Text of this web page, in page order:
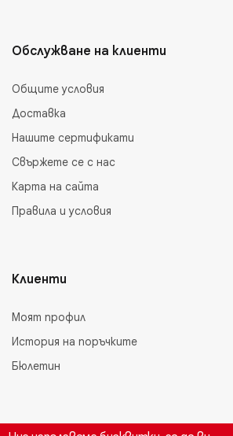
Обслужване на клиенти
Общите условия
Доставка
Нашите сертификати
Свържете се с нас
Карта на сайта
Правила и условия
Клиенти
Моят профил
История на поръчките
Бюлетин